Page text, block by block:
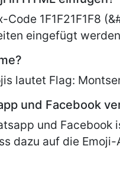
1F1F21F1F8
eingefügt
lautet Flag:
und Facebook
und Facebook
dazu auf die